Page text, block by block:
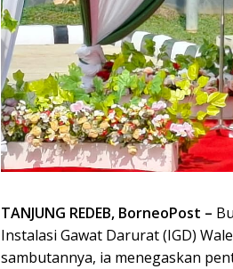
TANJUNG REDEB, BorneoPost –
Instalasi Gawat Darurat (IGD)
sambutannya, ia menegaskan